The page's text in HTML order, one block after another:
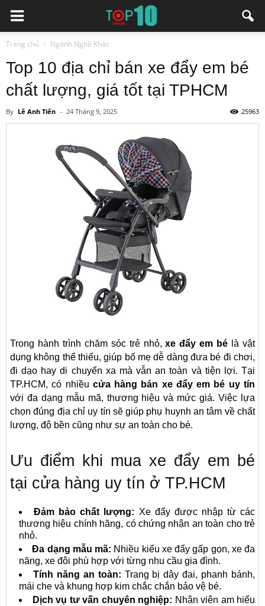
Trang chủ Ngành Nghề Khác
Top 10 địa chỉ bán xe đẩy em bé
chất lượng, giá tốt tại TPHCM
By Lê Anh Tiến - 24 Tháng 9, 2025 25963
Trong hành trình chăm sóc trẻ nhỏ,xe đẩy em bé là vật
dụng không thể thiếu, giúp bố mẹ dễ dàng đưa bé đi chơi,
đi dạo hay di chuyển xa mà vẫn an toàn và tiện lợi. Tại
TP.HCM, có nhiều cửa hàng bán xe đẩy em bé uy tín
với đa dạng mẫu mã, thương hiệu và mức giá. Việc lựa
chọn đúng địa chỉ uy tín sẽ giúp phụ huynh an tâm về chất
lượng, độ bền cũng như sự an toàn cho bé.
Ưu điểm khi mua xe đẩy em bé
tại cửa hàng uy tín ở TP.HCM
Đảm bảo chất lượng: Xe đẩy được nhập từ các
thương hiệu chính hãng, có chứng nhận an toàn cho trẻ
nhỏ.
Đa dạng mẫu mã: Nhiều kiểu xe đẩy gấp gọn, xe đa
năng, xe đôi phù hợp với từng nhu cầu gia đình.
Tính năng an toàn: Trang bị dây đai, phanh bánh,
mái che và khung hợp kim chắc chắn bảo vệ bé.
Dịch vụ tư vấn chuyên nghiệp: Nhân viên am hiểu